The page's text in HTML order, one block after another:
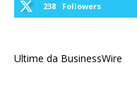
238 Followers
Ultime da BusinessWire